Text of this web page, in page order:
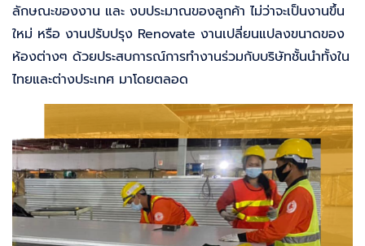
ลักษณะของงาน และ งบประมาณของลูกค้า ไม่ว่าจะเป็นงานขึ้น
ใหม่ หรือ งานปรับปรุง Renovate งานเปลี่ยนแปลงขนาดของ
ห้องต่างๆ ด้วยประสบการณ์การทำงานร่วมกับบริษัทชั้นนำทั้งใน
ไทยและต่างประเทศ มาโดยตลอด